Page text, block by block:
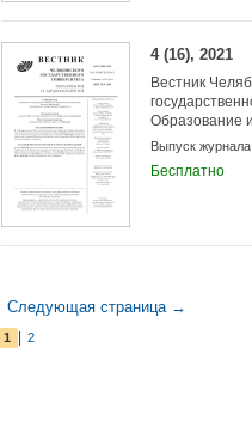
4 (16), 2021
Вестник
Образование
Выпуск журнала
Бесплатно
Следующая страница →
1 2